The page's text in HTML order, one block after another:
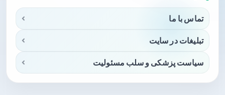
تماس با ما
تبلیغات در سایت
سیاست پزشکی و سلب مسئولیت